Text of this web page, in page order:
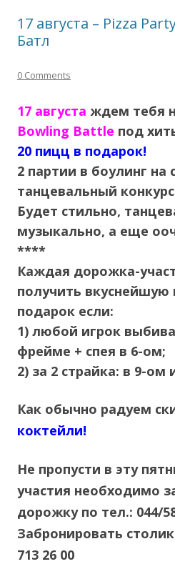
17 августа – Pizza
Батл
0 Comments
17 августа ждем тебя
Bowling Battle под
20 пицц в подарок!
2 партии в боулинг на
танцевальный
Будет стильно,
музыкально, а еще
****
Каждая дорожка-
получить вкуснейшую
подарок если:
1) любой игрок
фрейме + спея в 6-ом;
2) за 2 страйка: в 9-
Как обычно радуем
коктейли!
Не пропусти в эту
участия необходимо
дорожку по тел.: 044/
Забронировать
713 26 00